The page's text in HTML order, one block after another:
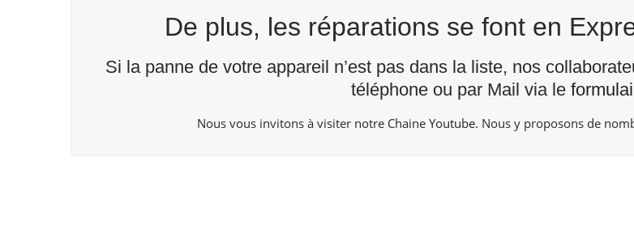
De plus, les réparations se font en
Si la panne de votre appareil n’est pas dans la liste, nos
téléphone ou par Mail via le
Nous vous invitons à visiter notre Chaine Youtube. Nous y proposons de